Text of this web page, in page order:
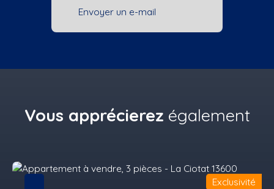
Envoyer un e-mail
Vous apprécierez également
Exclusivité